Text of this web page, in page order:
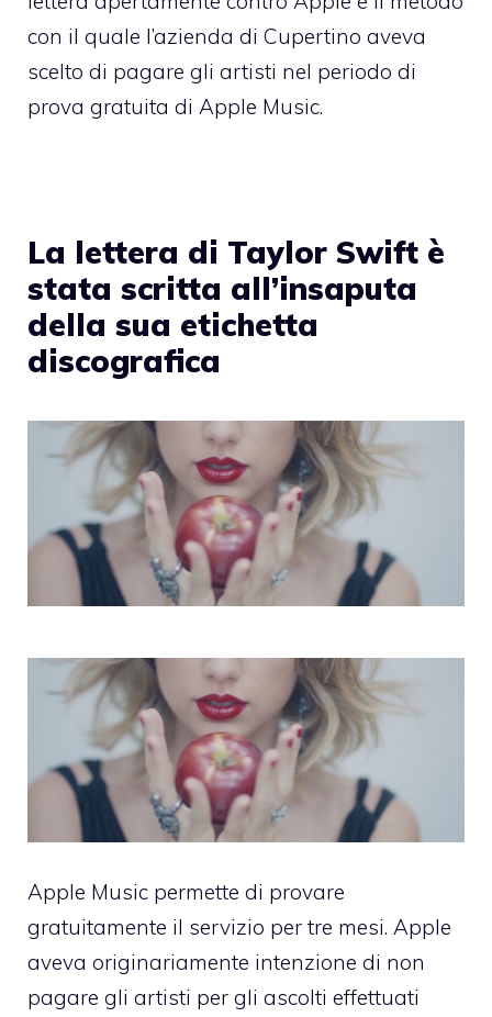
con il quale l’azienda di Cupertino aveva
scelto di pagare gli artisti nel periodo di
prova gratuita di Apple Music.
La lettera di Taylor Swift è
stata scritta all’insaputa
della sua etichetta
discografica
Apple Music permette di provare
gratuitamente il servizio per tre mesi. Apple
aveva originariamente intenzione di non
pagare gli artisti per gli ascolti effettuati